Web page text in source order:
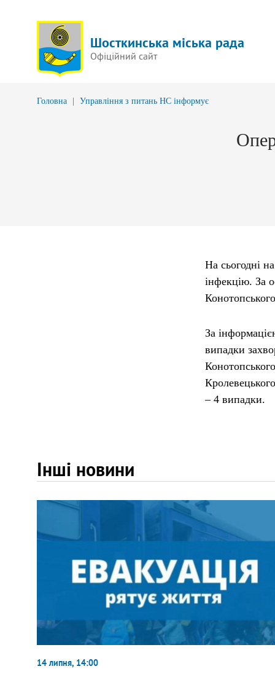
Шосткинська міська рада
Офіційний сайт
Головна Управління з питань НС інформує
На сьогодні
інфекцію. За
За
випадки
– 4 випадки.
Інші новини
14 липня, 14:00